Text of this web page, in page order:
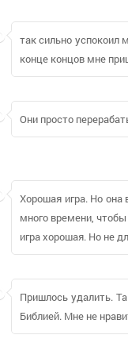
так сильно успокоил
конце концов мне
Они просто
Хорошая игра. Но она
много времени,
игра хорошая. Но не
Пришлось удалить.
Библией. Мне не